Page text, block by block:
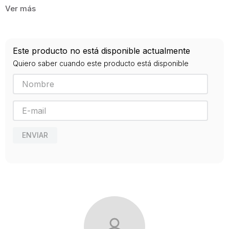
Editorial
2020
Este producto no está disponible actualmente
Quiero saber cuando este producto está disponible
ENVIAR